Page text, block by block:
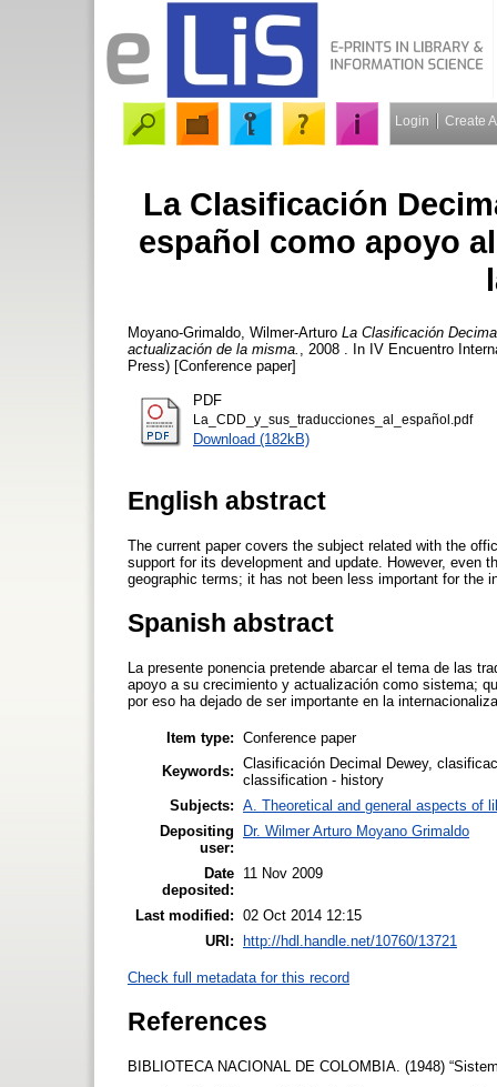
Login Create
La Clasificación
español como apoyo
Moyano-Grimaldo, Wilmer-Arturo La Clasificación
actualización de la misma.
, 2008 . In IV Encuentro
Press) [Conference paper]
PDF
La_CDD_y_sus_traducciones_al_español.pdf
Download (182kB)
English abstract
The current paper covers the subject related with the
support for its development and update. However, even
geographic terms; it has not been less important for the
Spanish abstract
La presente ponencia pretende abarcar el tema de las
apoyo a su crecimiento y actualización como sistema;
por eso ha dejado de ser importante en la
Item type: Conference paper
Keywords: Clasificación Decimal Dewey,
classification - history
Subjects: A. Theoretical and general aspects of
Depositing
user:
Dr. Wilmer Arturo Moyano Grimaldo
Date
deposited:
11 Nov 2009
Last modified: 02 Oct 2014 12:15
URI:
http://hdl.handle.net/10760/13721
Check full metadata for this record
References
BIBLIOTECA NACIONAL DE COLOMBIA. (1948)